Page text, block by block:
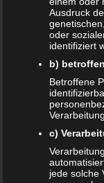
Das sind die vier
Schwangerschaft
Schwangerschaft:
Ausdruck
oder
identifiziert
b)
Betroffene
c)
jede solche